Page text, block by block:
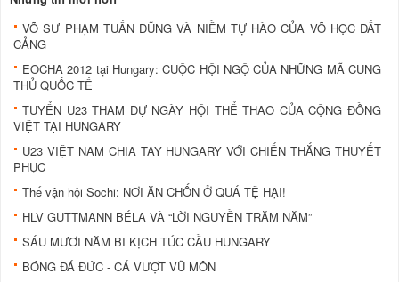
VÕ SƯ PHẠM TUẤN DŨNG VÀ NIỀM TỰ HÀO CỦA VÕ HỌC ĐẤT
CẢNG
EOCHA 2012 tại Hungary: CUỘC HỘI NGỘ CỦA NHỮNG MÃ CUNG
THỦ QUỐC TẾ
TUYỂN U23 THAM DỰ NGÀY HỘI THỂ THAO CỦA CỘNG ĐỒNG
VIỆT TẠI HUNGARY
U23 VIỆT NAM CHIA TAY HUNGARY VỚI CHIẾN THẮNG THUYẾT
PHỤC
Thế vận hội Sochi: NƠI ĂN CHỐN Ở QUÁ TỆ HẠI!
HLV GUTTMANN BÉLA VÀ “LỜI NGUYỀN TRĂM NĂM”
SÁU MƯƠI NĂM BI KỊCH TÚC CẦU HUNGARY
BÓNG ĐÁ ĐỨC - CÁ VƯỢT VŨ MÔN